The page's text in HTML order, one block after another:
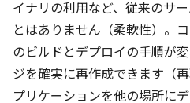
イナリの利用など、従来のサ
とはありません（柔軟性）。
のビルドとデプロイの手順が
ジを確実に再作成できます（
プリケーションを他の場所に